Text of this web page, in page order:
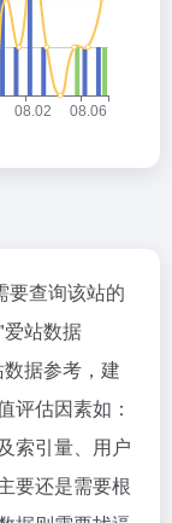
要查询该站的
爱站数据
据参考，建
评估因素如：
索引量、用户
要还是需要根